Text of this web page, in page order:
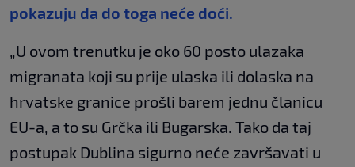
pokazuju da do toga neće doći.
„U ovom trenutku je oko 60 posto ulazaka
migranata koji su prije ulaska ili dolaska na
hrvatske granice prošli barem jednu članicu
EU-a, a to su Grčka ili Bugarska. Tako da taj
postupak Dublina sigurno neće završavati u